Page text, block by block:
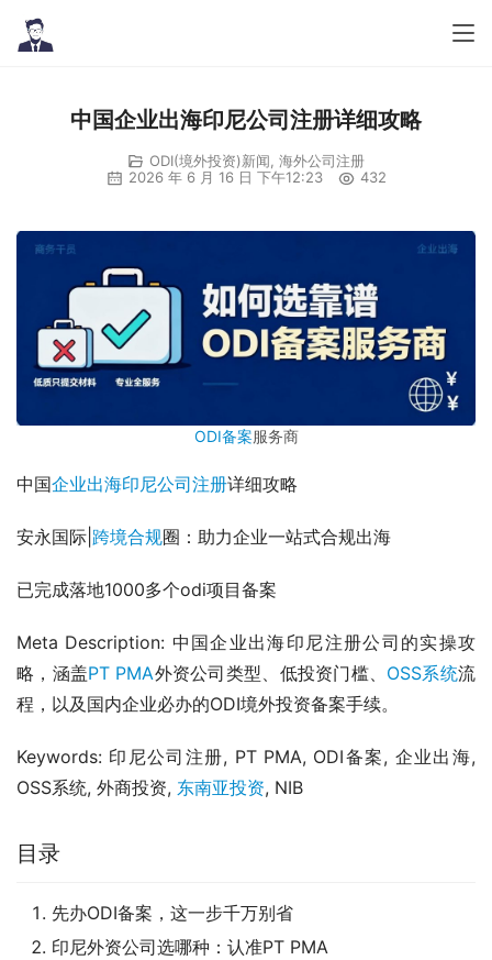
中国企业出海印尼公司注册详细攻略
ODI(境外投资)新闻 海外公司注册
2026 年 6 月 16 日 下午12:23
432
ODI备案服务商
中国企业出海印尼公司注册详细攻略
安永国际| 跨境合规圈：助力企业一站式合规出海
已完成落地1000多个odi项目备案
Meta Description: 中国企业出海印尼注册公司的实操攻
略，涵盖PT PMA外资公司类型、低投资门槛、 OSS系统流
程，以及国内企业必办的ODI境外投资备案手续。
Keywords: 印尼公司注册, PT PMA, ODI备案, 企业出海,
OSS系统, 外商投资, 东南亚投资, NIB
目录
先办ODI备案，这一步千万别省
印尼外资公司选哪种：认准PT PMA